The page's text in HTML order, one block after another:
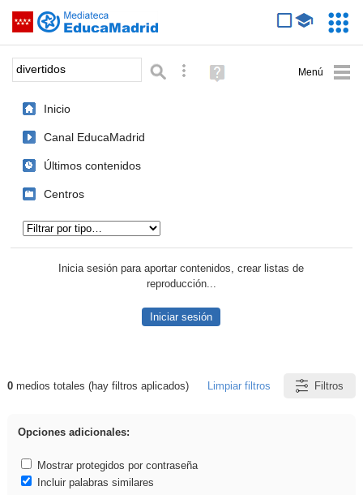
Saltar navegación
Palabra o frase: Búsqueda avanzada
Ayuda
(en
Inicio
Canal EducaMadrid
Últimos contenidos
Centros
Inicia sesión para aportar contenidos, crear listas de
reproducción...
Iniciar sesión
Resultados de: divertidos
0medios totales (hay filtros aplicados) Limpiar filtros Filtros
Opciones adicionales:
Mostrar protegidos por contraseña
Incluir palabras similares